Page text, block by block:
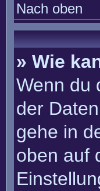
Nach oben
» Wie
Wenn du
der
gehe in
oben auf